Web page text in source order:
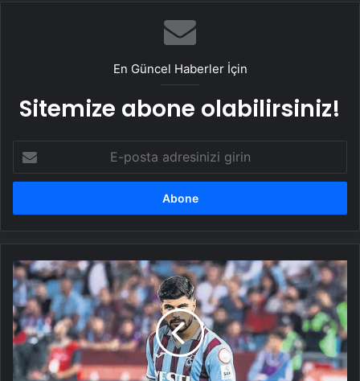
En Güncel Haberler İçin
Sitemize abone olabilirsiniz!
posta
adresinizi
Eren’de
sorun
nakit!